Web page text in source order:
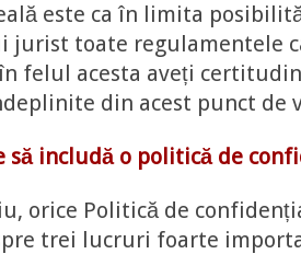
este ca în limita
jurist toate regulamentele
felul acesta aveți
din acest punct de
să includă o politică de
orice Politică de
trei lucruri foarte